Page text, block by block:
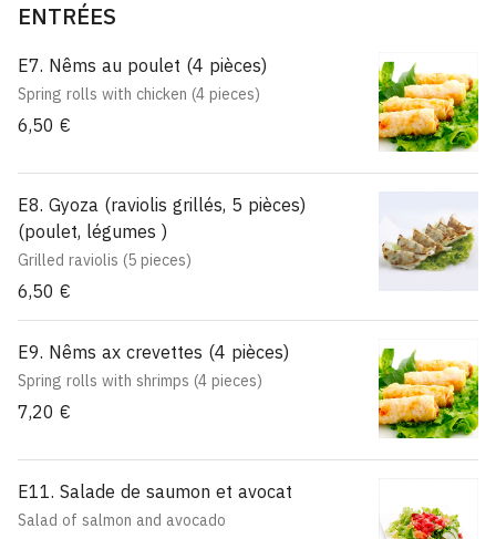
ENTRÉES
E7. Nêms au poulet (4 pièces)
Spring rolls with chicken (4 pieces)
6,50 €
E8. Gyoza (raviolis grillés, 5 pièces)
(poulet, légumes )
Grilled raviolis (5 pieces)
6,50 €
E9. Nêms ax crevettes (4 pièces)
Spring rolls with shrimps (4 pieces)
7,20 €
E11. Salade de saumon et avocat
Salad of salmon and avocado